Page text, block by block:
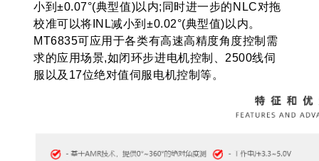
小到±0.07°(典型值)以内;同时进一步的NLC对拖
校准可以将INL减小到±0.02°(典型值)以内。
MT6835可应用于各类有高速高精度角度控制需
求的应用场景,如闭环步进电机控制、2500线伺
服以及17位绝对值伺服电机控制等。